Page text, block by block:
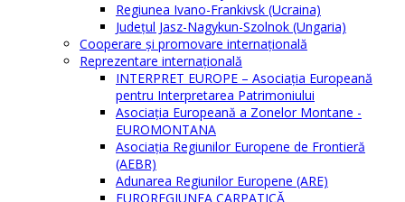
Regiunea Ivano-Frankivsk (Ucraina)
Judeţul Jasz-Nagykun-Szolnok (Ungaria)
Cooperare şi promovare internaţională
Reprezentare internaţională
INTERPRET EUROPE – Asociația Europeană
pentru Interpretarea Patrimoniului
Asociația Europeană a Zonelor Montane -
EUROMONTANA
Asociația Regiunilor Europene de Frontieră
(AEBR)
Adunarea Regiunilor Europene (ARE)
EUROREGIUNEA CARPATICĂ